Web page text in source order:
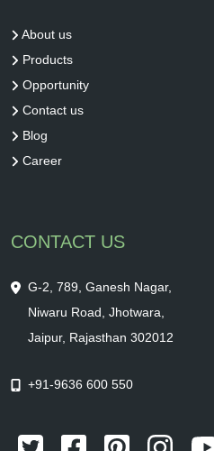
About us
Products
Opportunity
Contact us
Blog
Career
CONTACT US
G-2, 789, Ganesh Nagar,
Niwaru Road, Jhotwara,
Jaipur, Rajasthan 302012
+91-9636 600 550